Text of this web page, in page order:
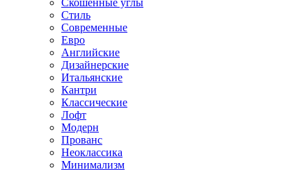
Стиль
Современные
Евро
Английские
Дизайнерские
Итальянские
Кантри
Классические
Лофт
Модерн
Прованс
Неоклассика
Минимализм